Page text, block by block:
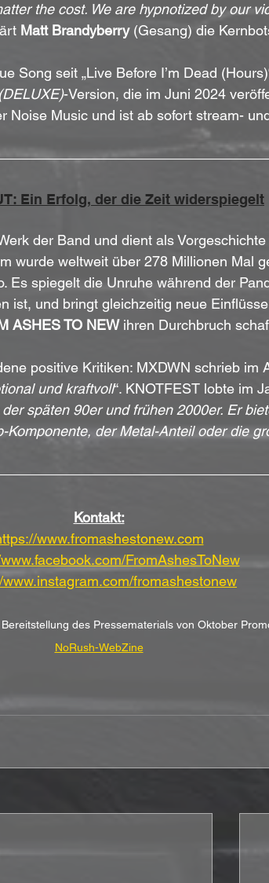
the cost. We are hypnotized by our
Matt Brandyberry (Gesang) die
Song seit „Live Before I’m Dead
-Version, die im Juni 2024
Noise Music und ist ab sofort stream-
Ein Erfolg, der die Zeit widerspiegelt
der Band und dient als
wurde weltweit über 278 Millionen Mal
Es spiegelt die Unruhe während der
ist, und bringt gleichzeitig neue
ASHES TO NEW ihren Durchbruch
positive Kritiken: MXDWN schrieb im
und kraftvoll“. KNOTFEST lobte im
späten 90er und frühen 2000er. Er
Komponente, der Metal-Anteil oder die
Kontakt:
www.fromashestonew.com
FromAshesToNew
www.instagram.com/fromashestonew
des Pressematerials von Oktober
NoRush-WebZine